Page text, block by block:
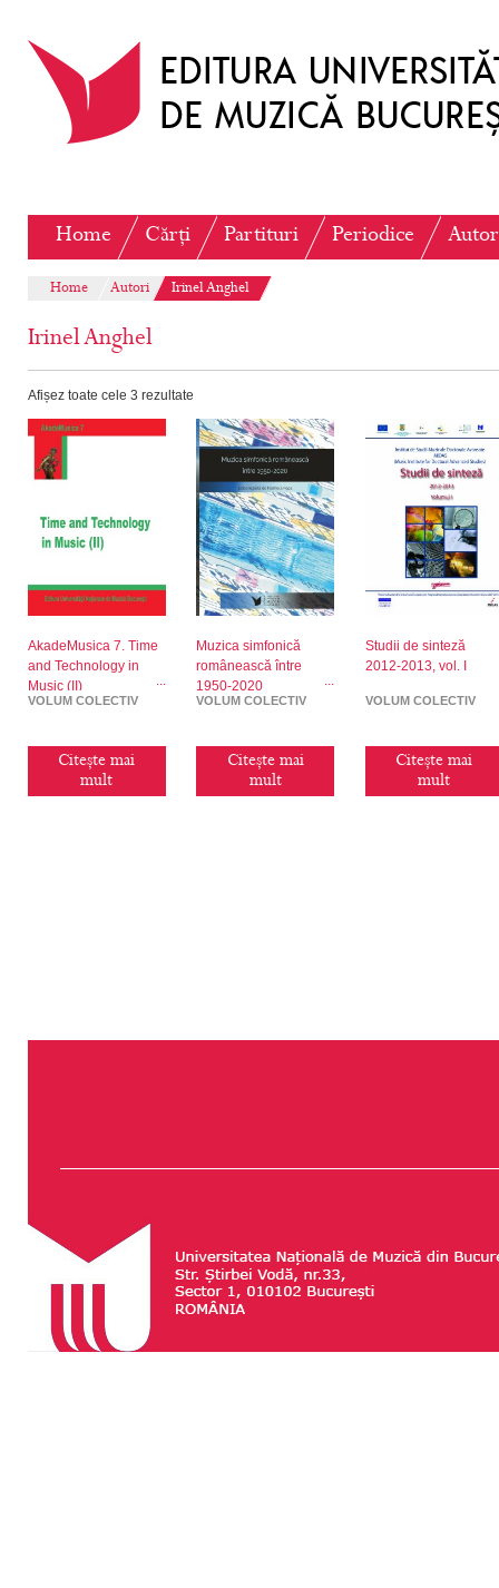
Home Cărți Partituri Periodice
Home Autori Irinel Anghel
Irinel Anghel
Afișez toate cele 3 rezultate
AkadeMusica 7. Time
and Technology in
Music (II)
VOLUM COLECTIV
Citește mai
mult
Muzica simfonică
românească între
1950-2020
VOLUM COLECTIV
Citește mai
mult
Studii de sinteză
2012-2013, vol. I
VOLUM COLECTIV
Citește mai
mult